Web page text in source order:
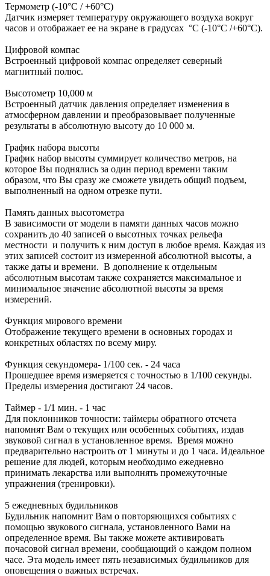
Термометр (-10°C / +60°C)
Датчик измеряет температуру окружающего воздуха вокруг
часов и отображает ее на экране в градусах °C (-10°C /+60°C).
Цифровой компас
Встроенный цифровой компас определяет северный
магнитный полюс.
Высотометр 10,000 м
Встроенный датчик давления определяет изменения в
атмосферном давлении и преобразовывает полученные
результаты в абсолютную высоту до 10 000 м.
График набора высоты
График набор высоты суммирует количество метров, на
которое Вы поднялись за один период времени таким
образом, что Вы сразу же сможете увидеть общий подъем,
выполненный на одном отрезке пути.
Память данных высотометра
В зависимости от модели в памяти данных часов можно
сохранить до 40 записей о высотных точках рельефа
местности и получить к ним доступ в любое время. Каждая из
этих записей состоит из измеренной абсолютной высоты, а
также даты и времени. В дополнение к отдельным
абсолютным высотам также сохраняется максимальное и
минимальное значение абсолютной высоты за время
измерений.
Функция мирового времени
Отображение текущего времени в основных городах и
конкретных областях по всему миру.
Функция секундомера- 1/100 сек. - 24 часа
Прошедшее время измеряется с точностью в 1/100 секунды.
Пределы измерения достигают 24 часов.
Таймер - 1/1 мин. - 1 час
Для поклонников точности: таймеры обратного отсчета
напомнят Вам о текущих или особенных событиях, издав
звуковой сигнал в установленное время. Время можно
предварительно настроить от 1 минуты и до 1 часа. Идеальное
решение для людей, которым необходимо ежедневно
принимать лекарства или выполнять промежуточные
упражнения (тренировки).
5 ежедневных будильников
Будильник напомнит Вам о повторяющихся событиях с
помощью звукового сигнала, установленного Вами на
определенное время. Вы также можете активировать
почасовой сигнал времени, сообщающий о каждом полном
часе. Эта модель имеет пять независимых будильников для
оповещения о важных встречах.